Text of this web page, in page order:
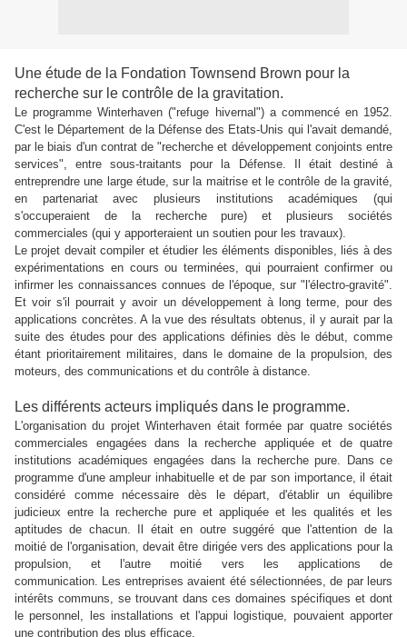
Une étude de la Fondation Townsend Brown pour la
recherche sur le contrôle de la gravitation.
Le programme Winterhaven ("refuge hivernal") a commencé en 1952.
C'est le Département de la Défense des Etats-Unis qui l'avait demandé,
par le biais d'un contrat de "recherche et développement conjoints entre
services", entre sous-traitants pour la Défense. Il était destiné à
entreprendre une large étude, sur la maitrise et le contrôle de la gravité,
en partenariat avec plusieurs institutions académiques (qui
s'occuperaient de la recherche pure) et plusieurs sociétés
commerciales (qui y apporteraient un soutien pour les travaux).
Le projet devait compiler et étudier les éléments disponibles, liés à des
expérimentations en cours ou terminées, qui pourraient confirmer ou
infirmer les connaissances connues de l'époque, sur "l'électro-gravité".
Et voir s'il pourrait y avoir un développement à long terme, pour des
applications concrètes. A la vue des résultats obtenus, il y aurait par la
suite des études pour des applications définies dès le début, comme
étant prioritairement militaires, dans le domaine de la propulsion, des
moteurs, des communications et du contrôle à distance.
Les différents acteurs impliqués dans le programme.
L'organisation du projet Winterhaven était formée par quatre sociétés
commerciales engagées dans la recherche appliquée et de quatre
institutions académiques engagées dans la recherche pure. Dans ce
programme d'une ampleur inhabituelle et de par son importance, il était
considéré comme nécessaire dès le départ, d'établir un équilibre
judicieux entre la recherche pure et appliquée et les qualités et les
aptitudes de chacun. Il était en outre suggéré que l'attention de la
moitié de l'organisation, devait être dirigée vers des applications pour la
propulsion, et l'autre moitié vers les applications de
communication. Les entreprises avaient été sélectionnées, de par leurs
intérêts communs, se trouvant dans ces domaines spécifiques et dont
le personnel, les installations et l'appui logistique, pouvaient apporter
une contribution des plus efficace.